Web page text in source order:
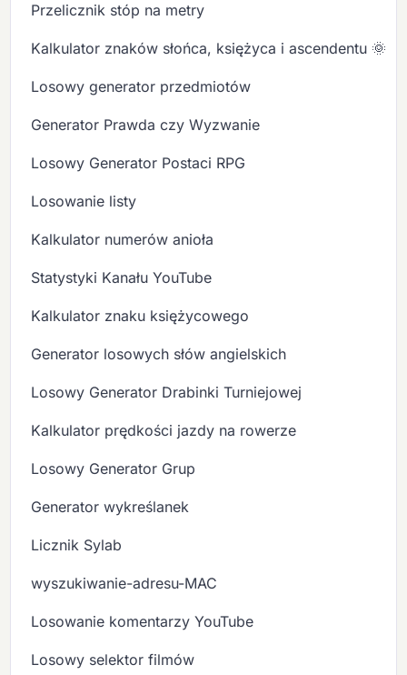
Przelicznik stóp na metry
Kalkulator znaków słońca, księżyca i ascendentu
Losowy generator przedmiotów
Generator Prawda czy Wyzwanie
Losowy Generator Postaci RPG
Losowanie listy
Kalkulator numerów anioła
Statystyki Kanału YouTube
Kalkulator znaku księżycowego
Generator losowych słów angielskich
Losowy Generator Drabinki Turniejowej
Kalkulator prędkości jazdy na rowerze
Losowy Generator Grup
Generator wykreślanek
Licznik Sylab
wyszukiwanie-adresu-MAC
Losowanie komentarzy YouTube
Losowy selektor filmów